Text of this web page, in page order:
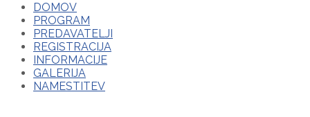
DOMOV
PROGRAM
PREDAVATELJI
REGISTRACIJA
INFORMACIJE
GALERIJA
NAMESTITEV